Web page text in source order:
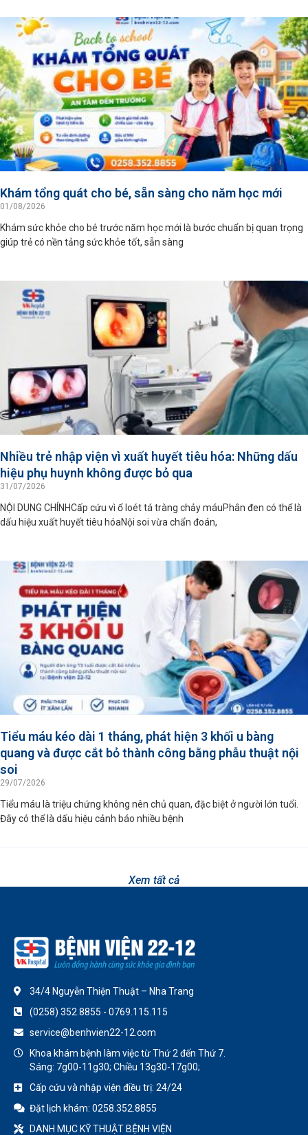
Khám tổng quát cho bé, sẵn sàng cho năm học mới
01/08/2026
Khám sức khỏe cho bé trước năm học mới là bước chuẩn bị quan trọng
giúp trẻ có nền tảng sức khỏe tốt, sẵn sàng
Nhiều trẻ nhập viện vì xuất huyết tiêu hóa: Những dấu
hiệu phụ huynh không được bỏ qua
31/07/2026
NỘI DUNG CHÍNHCấp cứu vì ổ loét tá tràng chảy máuPhân đen có thể là
dấu hiệu xuất huyết tiêu hóaNội soi vừa chẩn đoán,
Tiểu máu kéo dài 1 tháng, phát hiện 3 khối u bàng
quang và được cắt bỏ thành công bằng phẫu thuật nội
soi
29/07/2026
Tiểu máu là triệu chứng không nên chủ quan, đặc biệt ở người lớn tuổi.
Đây có thể là dấu hiệu cảnh báo nhiều bệnh
Xem tất cả
34/4 Nguyễn Thiện Thuật – Nha Trang
(0258) 352.8855 - 0769.115.115
service@benhvien22-12.com
Khoa khám bệnh làm việc từ Thứ 2 đến Thứ 7.
Sáng: 7g00-11g30; Chiều 13g30-17g00;
Cấp cứu và nhập viện điều trị: 24/24
Đặt lịch khám: 0258.352.8855
DANH MỤC KỸ THUẬT BỆNH VIỆN